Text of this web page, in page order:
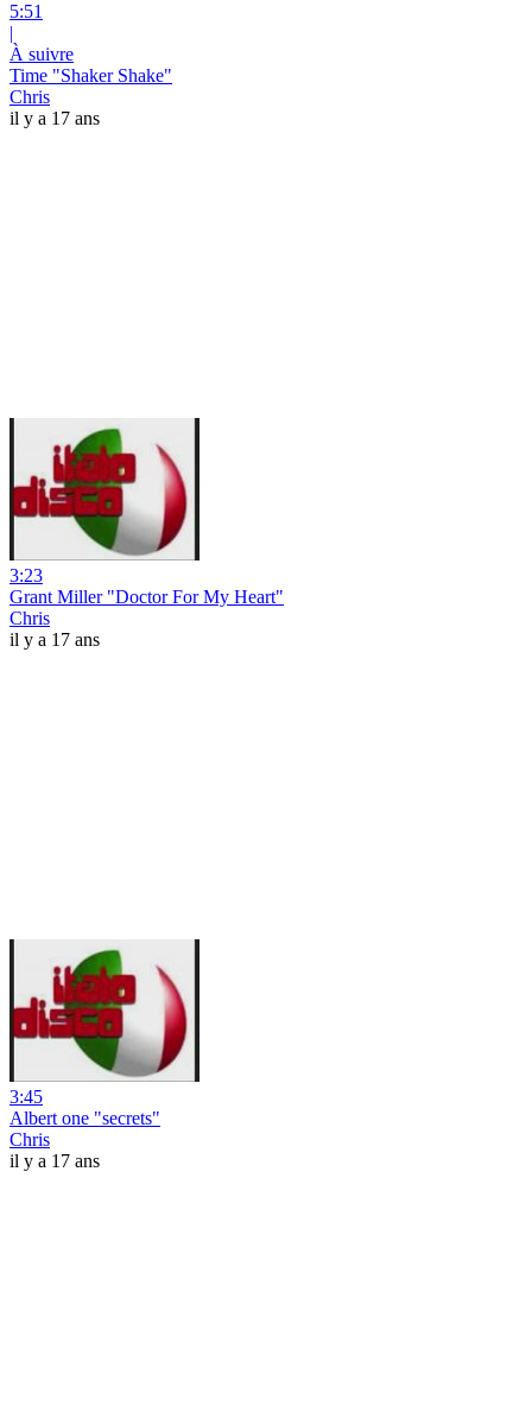
5:51
|
À suivre
Time "Shaker Shake"
Chris
il y a 17 ans
3:23
Grant Miller "Doctor For My Heart"
Chris
il y a 17 ans
3:45
Albert one "secrets"
Chris
il y a 17 ans